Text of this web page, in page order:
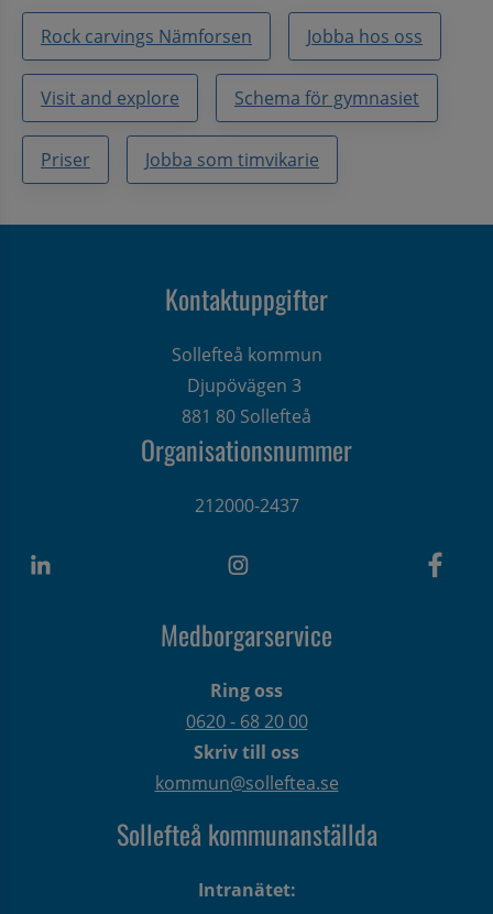
Rock carvings Nämforsen Jobba hos oss
Visit and explore Schema för gymnasiet
Priser Jobba som timvikarie
Kontaktuppgifter
Sollefteå kommun
Djupövägen 3
881 80 Sollefteå
Organisationsnummer
212000-2437
Medborgarservice
Ring oss
0620 - 68 20 00
Skriv till oss
kommun@solleftea.se
Sollefteå kommunanställda
Intranätet: